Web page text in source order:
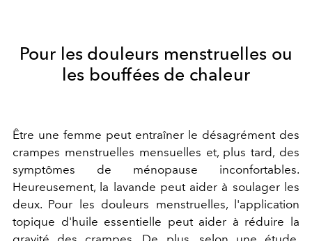
Pour les douleurs menstruelles ou
les bouffées de chaleur
Être une femme peut entraîner le désagrément des
crampes menstruelles mensuelles et, plus tard, des
symptômes de ménopause inconfortables.
Heureusement, la lavande peut aider à soulager les
deux. Pour les douleurs menstruelles, l'application
topique d'huile essentielle peut aider à réduire la